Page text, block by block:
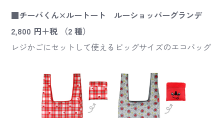
■チーバくん×ルートート ルーショッパーグランデ
2,800 円＋税 （2 種）
レジかごにセットして使えるビッグサイズのエコバッグ